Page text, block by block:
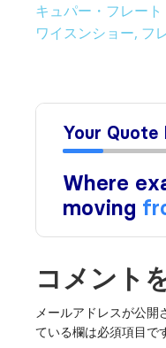
キュパー・フレー
ワイスンショー, フ
コメント
メールアドレスが公開
ている欄は必須項目で